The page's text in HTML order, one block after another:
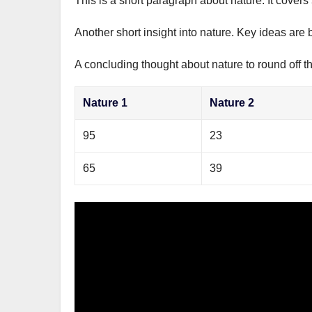
Another short insight into nature. Key ideas are
A concluding thought about nature to round off
Nature 1 Nature 2
95 23
65 39